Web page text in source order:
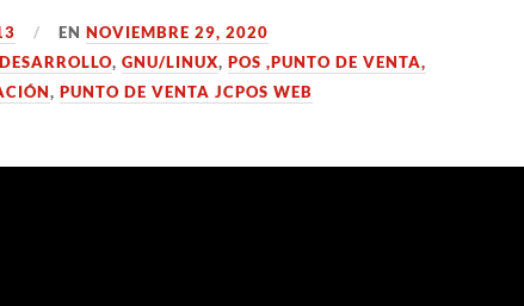
ENNOVIEMBRE 29, 2020
DESARROLLO,GNU/LINUX,POS ,PUNTO DE VENTA,
,PUNTO DE VENTA JCPOS WEB